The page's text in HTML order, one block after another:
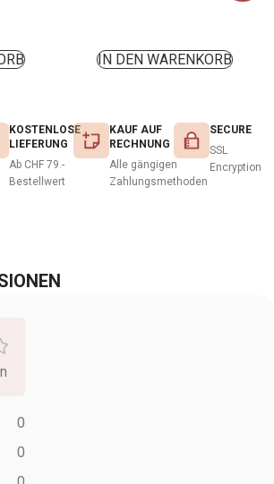
IN DEN WARENKORB
KOSTENLOSE
LIEFERUNG
Ab CHF 79.-
Bestellwert
KAUF AUF
RECHNUNG
Alle gängigen
Zahlungsmethoden
SECURE
SSL
Encryption
0
0